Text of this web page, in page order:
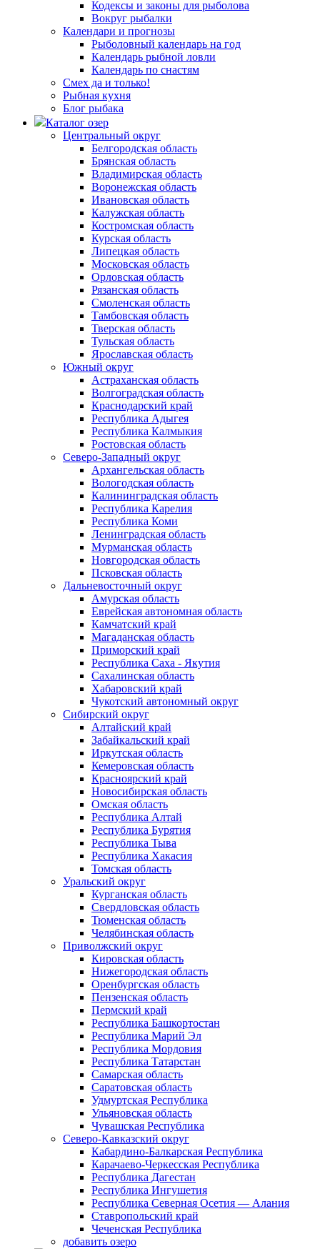
Кодексы и законы для рыболова
Вокруг рыбалки
Календари и прогнозы
Рыболовный календарь на год
Календарь рыбной ловли
Календарь по снастям
Смех да и только!
Рыбная кухня
Блог рыбака
Каталог озер
Центральный округ
Белгородская область
Брянская область
Владимирская область
Воронежская область
Ивановская область
Калужская область
Костромская область
Курская область
Липецкая область
Московская область
Орловская область
Рязанская область
Смоленская область
Тамбовская область
Тверская область
Тульская область
Ярославская область
Южный округ
Астраханская область
Волгоградская область
Краснодарский край
Республика Адыгея
Республика Калмыкия
Ростовская область
Северо-Западный округ
Архангельская область
Вологодская область
Калининградская область
Республика Карелия
Республика Коми
Ленинградская область
Мурманская область
Новгородская область
Псковская область
Дальневосточный округ
Амурская область
Еврейская автономная область
Камчатский край
Магаданская область
Приморский край
Республика Саха - Якутия
Сахалинская область
Хабаровский край
Чукотский автономный округ
Сибирский округ
Алтайский край
Забайкальский край
Иркутская область
Кемеровская область
Красноярский край
Новосибирская область
Омская область
Республика Алтай
Республика Бурятия
Республика Тыва
Республика Хакасия
Томская область
Уральский округ
Курганская область
Свердловская область
Тюменская область
Челябинская область
Приволжский округ
Кировская область
Нижегородская область
Оренбургская область
Пензенская область
Пермский край
Республика Башкортостан
Республика Марий Эл
Республика Мордовия
Республика Татарстан
Самарская область
Саратовская область
Удмуртская Республика
Ульяновская область
Чувашская Республика
Северо-Кавказский округ
Кабардино-Балкарская Республика
Карачаево-Черкесская Республика
Республика Дагестан
Республика Ингушетия
Республика Северная Осетия — Алания
Ставропольский край
Чеченская Республика
добавить озеро